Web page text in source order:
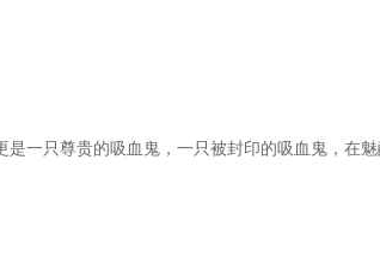
一只尊贵的吸血鬼，一只被封印的吸血鬼，在